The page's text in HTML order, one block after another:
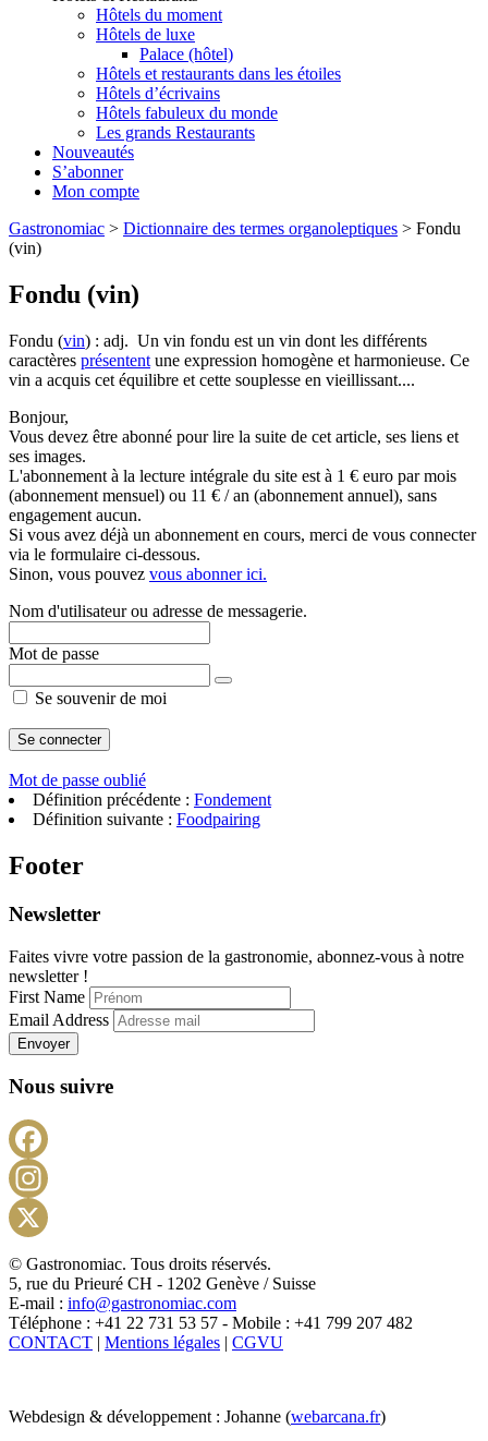
Hôtels du moment
Hôtels de luxe
Palace (hôtel)
Hôtels et restaurants dans les étoiles
Hôtels d’écrivains
Hôtels fabuleux du monde
Les grands Restaurants
Nouveautés
S’abonner
Mon compte
Gastronomiac > Dictionnaire des termes organoleptiques > Fondu
(vin)
Fondu (vin)
Fondu (vin) : adj. Un vin fondu est un vin dont les différents
caractères présentent une expression homogène et harmonieuse. Ce
vin a acquis cet équilibre et cette souplesse en vieillissant....
Bonjour,
Vous devez être abonné pour lire la suite de cet article, ses liens et
ses images.
L'abonnement à la lecture intégrale du site est à 1 € euro par mois
(abonnement mensuel) ou 11 € / an (abonnement annuel), sans
engagement aucun.
Si vous avez déjà un abonnement en cours, merci de vous connecter
via le formulaire ci-dessous.
Sinon, vous pouvez vous abonner ici.
Nom d'utilisateur ou adresse de messagerie.
Mot de passe
Se souvenir de moi
Mot de passe oublié
Définition précédente : Fondement
Définition suivante : Foodpairing
Footer
Newsletter
Faites vivre votre passion de la gastronomie, abonnez-vous à notre
newsletter !
First Name
Email Address
Envoyer
Nous suivre
X
© Gastronomiac. Tous droits réservés.
5, rue du Prieuré CH - 1202 Genève / Suisse
E-mail : info@gastronomiac.com
Téléphone : +41 22 731 53 57 - Mobile : +41 799 207 482
CONTACT | Mentions légales | CGVU
Webdesign & développement : Johanne (webarcana.fr)